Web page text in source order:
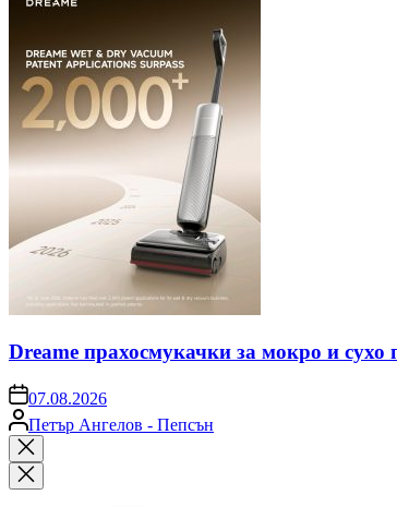
Dreame прахосмукачки за мокро и сухо
on07.08.2026
Posted
by
Петър Ангелов - Пепсън
Close
search